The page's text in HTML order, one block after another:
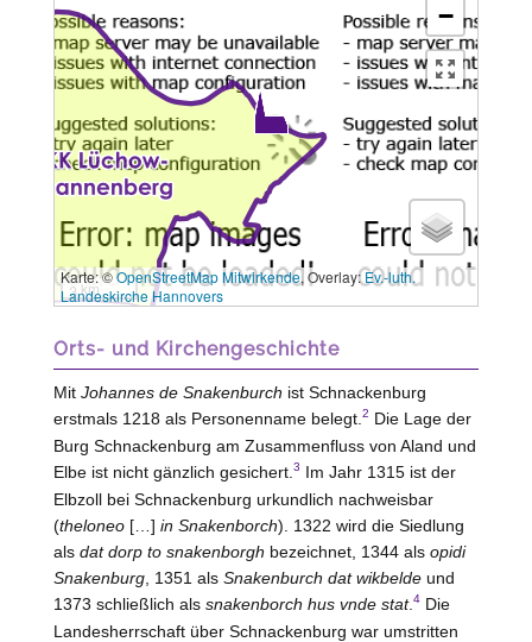
−
3 km
Karte: ©OpenStreetMap Mitwirkende, Overlay:Ev.-luth.
Landeskirche Hannovers
Orts- und Kirchengeschichte
Mit Johannes de Snakenburch ist Schnackenburg
erstmals 1218 als Personenname belegt. 2 Die Lage der
Burg Schnackenburg am Zusammenfluss von Aland und
Elbe ist nicht gänzlich gesichert. 3 Im Jahr 1315 ist der
Elbzoll bei Schnackenburg urkundlich nachweisbar
(theloneo[…] in Snakenborch). 1322 wird die Siedlung
als dat dorp to snakenborgh bezeichnet, 1344 als opidi
Snakenburg, 1351 als Snakenburch dat wikbeldeund
1373 schließlich als snakenborch hus vnde stat. 4Die
Landesherrschaft über Schnackenburg war umstritten